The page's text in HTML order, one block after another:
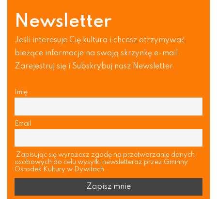
Newsletter
Jeśli interesuje Cię kultura i chcesz otrzymywać
bieżące informacje na swoją skrzynkę e-mail.
Zarejestruj się i Subskrybuj nasz Newsletter
Imię
Email
Zapisując się wyrażasz zgodę na przetwarzanie danych
osobowych do celu wysyłki newsletteraz przez Gminny
Ośrodek Kultury w Dywitach.